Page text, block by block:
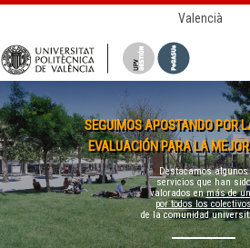
Valencià
SEGUIMOS APOSTANDO POR
EVALUACIÓN PARA LA
Destacamos algunos
servicios que han sido
valorados enmás de
por todos los colectivos
de la comunidad